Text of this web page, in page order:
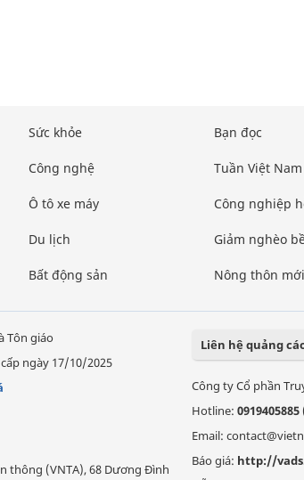
Sức khỏe
Công nghệ
Ô tô xe máy
Du lịch
Bất động sản
Bạn đọc
Tuần Việt Nam
Công nghiệp
Giảm nghèo
Nông thôn mới
Tôn giáo
ngày 17/10/2025
thông (VNTA), 68 Dương Đình
Liên hệ quảng
Công ty Cổ phần
Hotline:
Email:
Báo giá: http://